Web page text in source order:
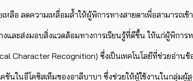
อ ลดความเหลื่อมล้ำให้ผู้พิการทางสายตาเพื่อสามารถเ
ละส่งมอบสิ่งแวดล้อมทางการเรียนรู้ที่ดีขึ้น ให้แก่ผู้พิการ
Character Recognition) ซึ่งเป็นเทคโนโลยีที่ช่วยอ่า
ในอีโคซิสเท็มของอาลีบาบา ซึ่งช่วยให้ผู้ใช้งานในกลุ่ม